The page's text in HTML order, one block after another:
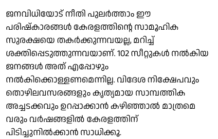
ജനവിധിയോട് നീതി പുലര്‍ത്താം ഈ
പരിഷ്‌കാരങ്ങള്‍ കേരളത്തിന്റെ സാമൂഹിക
സുരക്ഷയെ തകര്‍ക്കുന്നവയല്ല, മറിച്ച്
ശക്തിപ്പെടുത്തുന്നവയാണ്. 102 സീറ്റുകള്‍ നല്‍കിയ
ജനങ്ങള്‍ അത് എപ്പോഴും
നല്‍കിക്കൊള്ളണമെന്നില്ല. വിദേശ നിക്ഷേപവും
തൊഴിലവസരങ്ങളും കൃത്യമായ സാമ്പത്തിക
അച്ചടക്കവും ഉറപ്പാക്കാന്‍ കഴിഞ്ഞാല്‍ മാത്രമെ
വരും വര്‍ഷങ്ങളില്‍ കേരളത്തിന്
പിടിച്ചുനില്‍ക്കാന്‍ സാധിക്കൂ.